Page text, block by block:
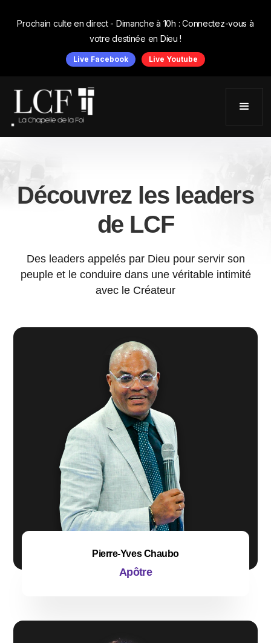
Prochain culte en direct - Dimanche à 10h : Connectez-vous à
votre destinée en Dieu !
Live Facebook Live Youtube
Découvrez les leaders
de LCF
Des leaders appelés par Dieu pour servir son
peuple et le conduire dans une véritable intimité
avec le Créateur
Pierre-Yves Chaubo
Apôtre